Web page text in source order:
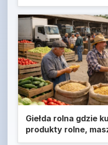
Giełda rolna gdzie
produkty rolne,